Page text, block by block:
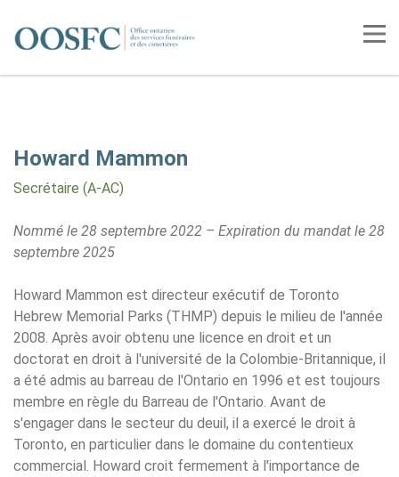
Accueil
Howard Mammon
Secrétaire (A-AC)
Nommé le 28 septembre 2022 – Expiration du mandat le 28
septembre 2025
Howard Mammon est directeur exécutif de Toronto
Hebrew Memorial Parks (THMP) depuis le milieu de l'année
2008. Après avoir obtenu une licence en droit et un
doctorat en droit à l'université de la Colombie-Britannique, il
a été admis au barreau de l'Ontario en 1996 et est toujours
membre en règle du Barreau de l'Ontario. Avant de
s'engager dans le secteur du deuil, il a exercé le droit à
Toronto, en particulier dans le domaine du contentieux
commercial. Howard croit fermement à l'importance de